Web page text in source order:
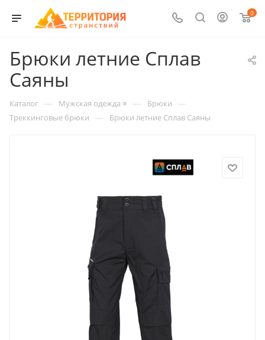
0
Брюки летние Сплав
Саяны
Каталог — Мужская одежда ≡ — Брюки —
Треккинговые брюки — Брюки летние Сплав Саяны